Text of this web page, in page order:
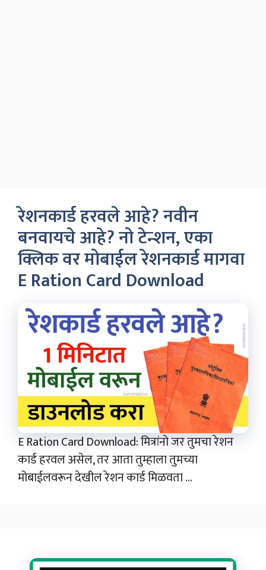
रेशनकार्ड हरवले आहे? नवीन
बनवायचे आहे? नो टेन्शन, एका
क्लिक वर मोबाईल रेशनकार्ड मागवा
E Ration Card Download
E Ration Card Download: मित्रांनो जर तुमचा रेशन
कार्ड हरवल असेल, तर आता तुम्हाला तुमच्या
मोबाईलवरून देखील रेशन कार्ड मिळवता ...